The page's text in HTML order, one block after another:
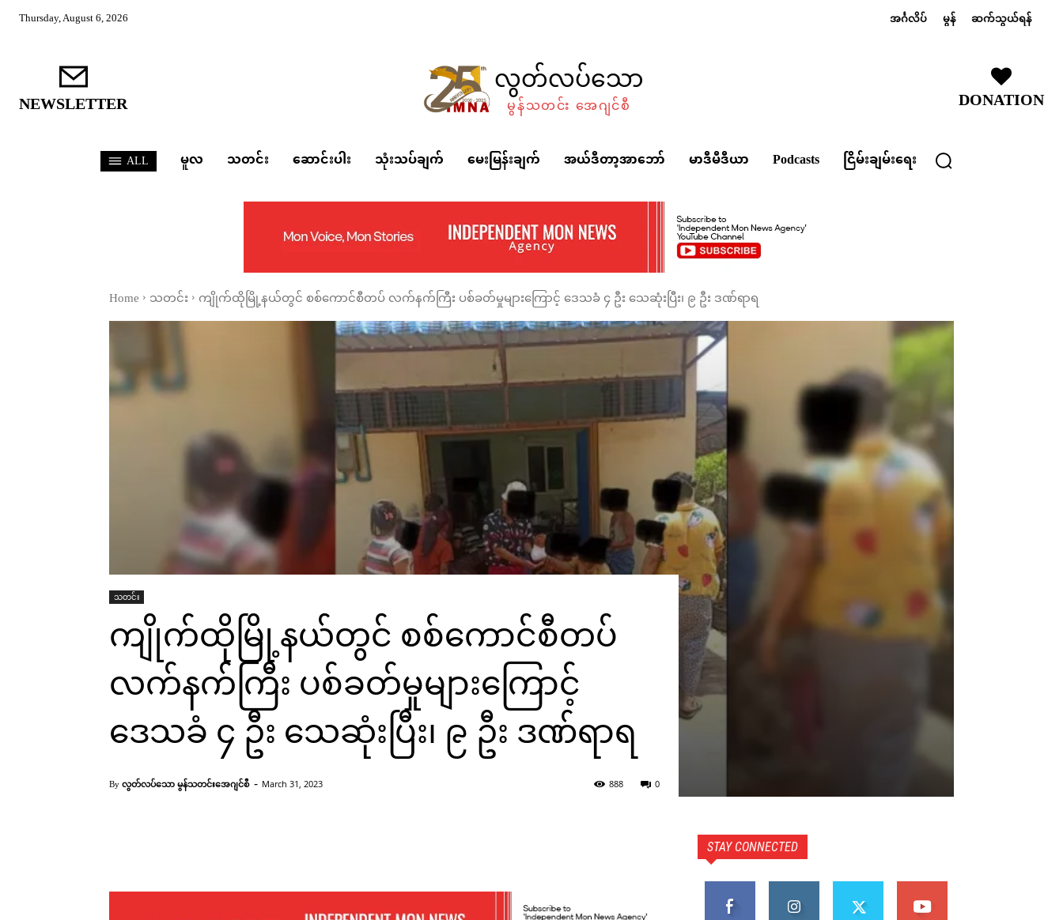
Thursday, August 6, 2026 အင်္ဂလိပ် မွန် ဆက်သွယ်ရန်
NEWSLETTER လွတ်လပ်သော
မွန်သတင်း အေဂျင်စီ DONATION
ALL မူလ သတင်း ဆောင်းပါး သုံးသပ်ချက် မေးမြန်းချက် အယ်ဒီတာ့အာဘော် မာဒီမီဒီယာ Podcasts ငြိမ်းချမ်းရေး
Home သတင်း ကျိုက်ထိုမြို့နယ်တွင် စစ်ကောင်စီတပ် လက်နက်ကြီး ပစ်ခတ်မှုများကြောင့် ဒေသခံ ၄ ဦး သေဆုံးပြီး၊ ၉ ဦး ဒဏ်ရာရ
သတင်း
ကျိုက်ထိုမြို့နယ်တွင် စစ်ကောင်စီတပ်
လက်နက်ကြီး ပစ်ခတ်မှုများကြောင့်
ဒေသခံ ၄ ဦး သေဆုံးပြီး၊ ၉ ဦး ဒဏ်ရာရ
By လွတ်လပ်သော မွန်သတင်းအေဂျင်စီ - March 31, 2023 0
888
STAY CONNECTED